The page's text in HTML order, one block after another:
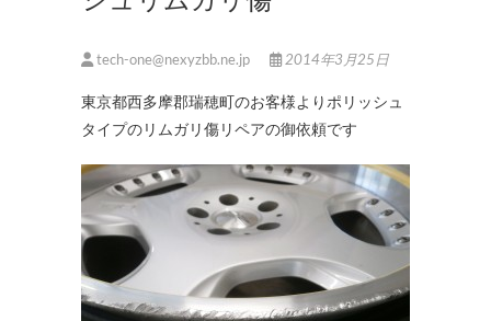
tech-one@nexyzbb.ne.jp 2014年3月25日
東京都西多摩郡瑞穂町のお客様よりポリッシュ
タイプのリムガリ傷リペアの御依頼です